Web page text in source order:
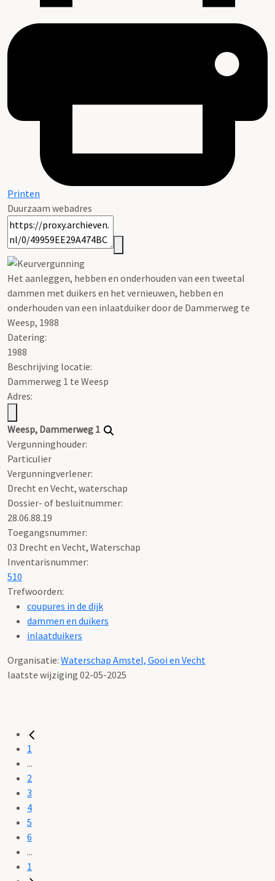
Printen
Duurzaam webadres
Het aanleggen, hebben en onderhouden van een tweetal
dammen met duikers en het vernieuwen, hebben en
onderhouden van een inlaatduiker door de Dammerweg te
Weesp, 1988
Datering:
1988
Beschrijving locatie:
Dammerweg 1 te Weesp
Adres:
Weesp, Dammerweg 1
Vergunninghouder:
Particulier
Vergunningverlener:
Drecht en Vecht, waterschap
Dossier- of besluitnummer:
28.06.88.19
Toegangsnummer:
03 Drecht en Vecht, Waterschap
Inventarisnummer:
510
Trefwoorden:
coupures in de dijk
dammen en duikers
inlaatduikers
Organisatie: Waterschap Amstel, Gooi en Vecht
laatste wijziging 02-05-2025
1
...
2
3
4
5
6
...
1